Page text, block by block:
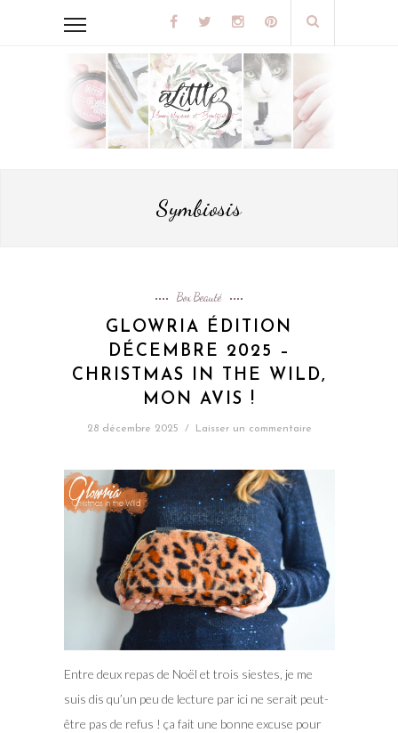
Symbiosis
Box Beauté
GLOWRIA ÉDITION
DÉCEMBRE 2025 –
CHRISTMAS IN THE WILD,
MON AVIS !
28 décembre 2025 / Laisser un commentaire
Entre deux repas de Noël et trois siestes, je me
suis dis qu’un peu de lecture par ici ne serait peut-
être pas de refus ! ça fait une bonne excuse pour